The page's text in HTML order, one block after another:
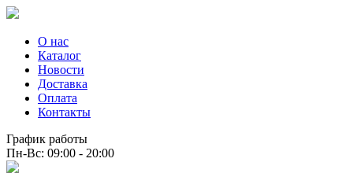
О нас
Каталог
Новости
Доставка
Оплата
Контакты
График работы
Пн-Вс: 09:00 - 20:00